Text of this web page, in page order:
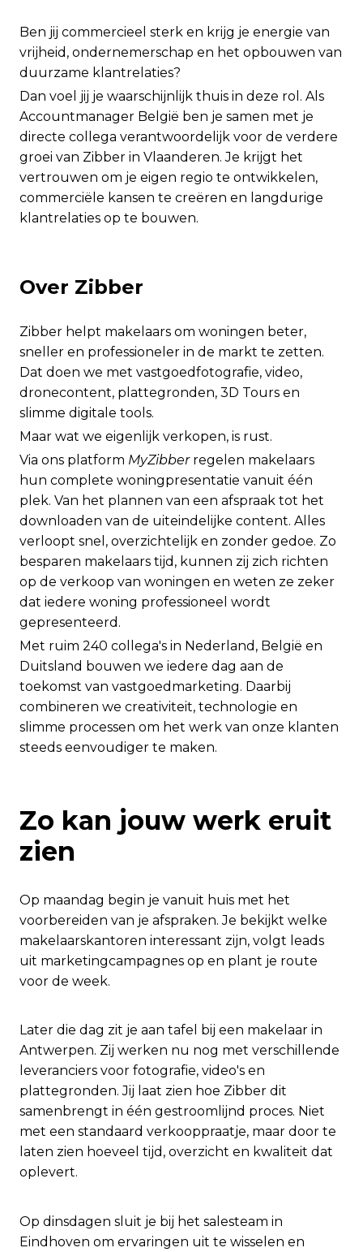
Ben jij commercieel sterk en krijg je energie van
vrijheid, ondernemerschap en het opbouwen van
duurzame klantrelaties?
Dan voel jij je waarschijnlijk thuis in deze rol. Als
Accountmanager België ben je samen met je
directe collega verantwoordelijk voor de verdere
groei van Zibber in Vlaanderen. Je krijgt het
vertrouwen om je eigen regio te ontwikkelen,
commerciële kansen te creëren en langdurige
klantrelaties op te bouwen.
Over Zibber
Zibber helpt makelaars om woningen beter,
sneller en professioneler in de markt te zetten.
Dat doen we met vastgoedfotografie, video,
dronecontent, plattegronden, 3D Tours en
slimme digitale tools.
Maar wat we eigenlijk verkopen, is rust.
Via ons platform MyZibber regelen makelaars
hun complete woningpresentatie vanuit één
plek. Van het plannen van een afspraak tot het
downloaden van de uiteindelijke content. Alles
verloopt snel, overzichtelijk en zonder gedoe. Zo
besparen makelaars tijd, kunnen zij zich richten
op de verkoop van woningen en weten ze zeker
dat iedere woning professioneel wordt
gepresenteerd.
Met ruim 240 collega's in Nederland, België en
Duitsland bouwen we iedere dag aan de
toekomst van vastgoedmarketing. Daarbij
combineren we creativiteit, technologie en
slimme processen om het werk van onze klanten
steeds eenvoudiger te maken.
Zo kan jouw werk eruit
zien
Op maandag begin je vanuit huis met het
voorbereiden van je afspraken. Je bekijkt welke
makelaarskantoren interessant zijn, volgt leads
uit marketingcampagnes op en plant je route
voor de week.
Later die dag zit je aan tafel bij een makelaar in
Antwerpen. Zij werken nu nog met verschillende
leveranciers voor fotografie, video's en
plattegronden. Jij laat zien hoe Zibber dit
samenbrengt in één gestroomlijnd proces. Niet
met een standaard verkooppraatje, maar door te
laten zien hoeveel tijd, overzicht en kwaliteit dat
oplevert.
Op dinsdagen sluit je bij het salesteam in
Eindhoven om ervaringen uit te wisselen en